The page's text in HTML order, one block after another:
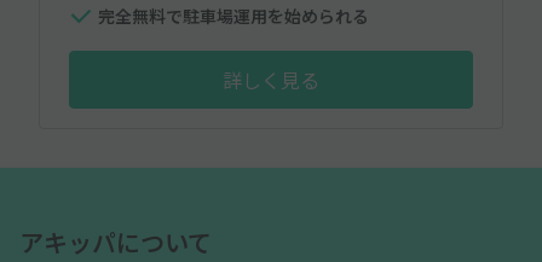
完全無料で駐車場運用を始められる
詳しく見る
アキッパについて